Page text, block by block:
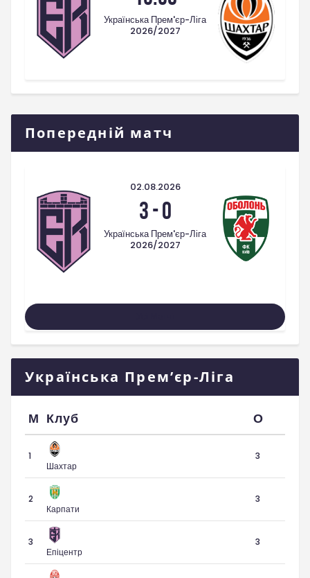
Українська Прем'єр-Ліга
2026/2027
Попередній матч
02.08.2026
3-0
Українська Прем'єр-Ліга
2026/2027
Українська Прем’єр-Ліга
М Клуб О
1
Шахтар
3
2
Карпати
3
3
Епіцентр
3